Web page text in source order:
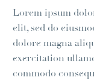
Lorem ipsum
elit, sed do
dolore magna
exercitation
commodo